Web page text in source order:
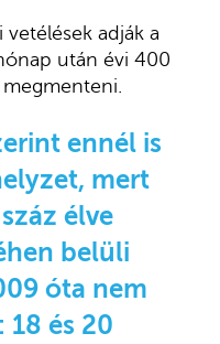
adják a
után évi 400
ennél is
mert
élve
belüli
óta nem
és 20